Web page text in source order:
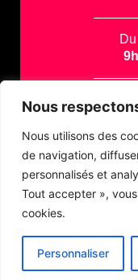
Nous
Nous utilisons des
de navigation,
personnalisés et
Tout accepter »,
cookies.
Personnaliser
AZApp © 2026|
visuelle |Mentions